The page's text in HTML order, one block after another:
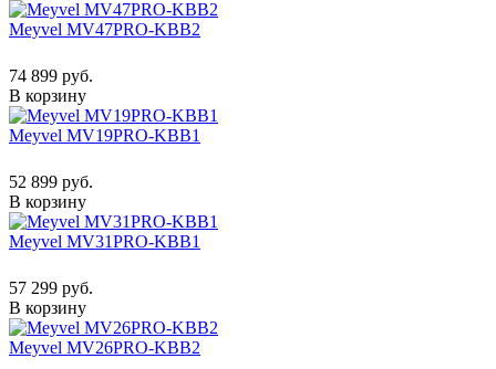
Meyvel MV47PRO-KBB2
74 899 руб.
В корзину
Meyvel MV19PRO-KBB1
52 899 руб.
В корзину
Meyvel MV31PRO-KBB1
57 299 руб.
В корзину
Meyvel MV26PRO-KBB2